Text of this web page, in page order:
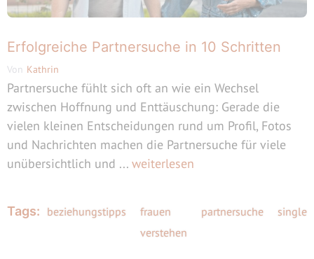
Erfolgreiche Partnersuche in 10 Schritten
Von Kathrin
Partnersuche fühlt sich oft an wie ein Wechsel
zwischen Hoffnung und Enttäuschung: Gerade die
vielen kleinen Entscheidungen rund um Profil, Fotos
und Nachrichten machen die Partnersuche für viele
unübersichtlich und ... weiterlesen
Tags: beziehungstipps
frauen
verstehen
partnersuche single